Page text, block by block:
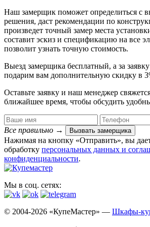
Наш замерщик поможет определиться с
решения, даст рекомендации по
произведет точный замер места
составит эскиз и спецификацию на все
позволит узнать точную стоимость.
Выезд замерщика бесплатный, а за
подарим вам дополнительную скидку в
Оставьте заявку и наш менеджер
ближайшее время, чтобы обсудить
Все правильно → Вызвать замерщика
Нажимая на кнопку «Отправить», вы
обработку персональных данных​ и
конфиденциальности.
Мы в соц. сетях:
© 2004-2026 «КупеМастер» — Шкафы-